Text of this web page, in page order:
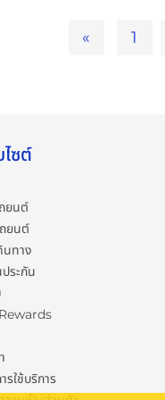
« 1
ไซต์
ยนต์
ยนต์
นทาง
ประกัน
รใช้บริการ